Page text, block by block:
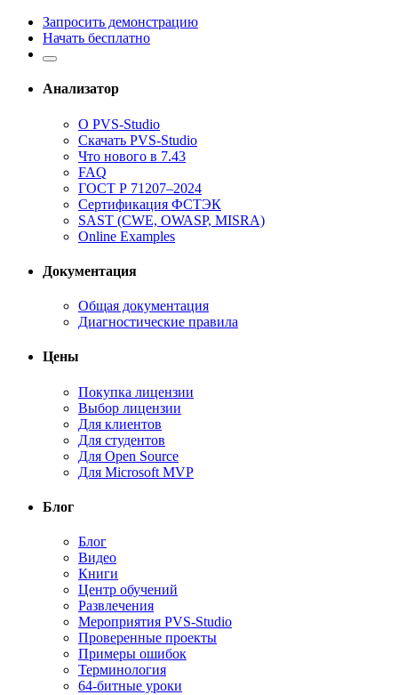
Запросить демонстрацию
Начать бесплатно
Анализатор
О PVS-Studio
Скачать PVS-Studio
Что нового в 7.43
FAQ
ГОСТ Р 71207–2024
Сертификация ФСТЭК
SAST (CWE, OWASP, MISRA)
Online Examples
Документация
Общая документация
Диагностические правила
Цены
Покупка лицензии
Выбор лицензии
Для клиентов
Для студентов
Для Open Source
Для Microsoft MVP
Блог
Блог
Видео
Книги
Центр обучений
Развлечения
Мероприятия PVS-Studio
Проверенные проекты
Примеры ошибок
Терминология
64-битные уроки